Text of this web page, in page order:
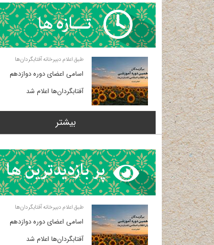
طبق اعلام دبیرخانه آفتابگردان‌ها
اسامی اعضای دوره دوازدهم
آفتابگردان‌ها اعلام شد
بیشتر
طبق اعلام دبیرخانه آفتابگردان‌ها
اسامی اعضای دوره دوازدهم
آفتابگردان‌ها اعلام شد